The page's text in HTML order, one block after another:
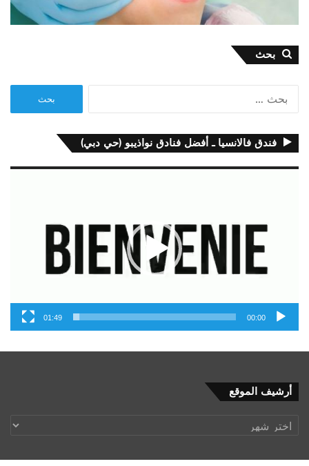
بحث
فندق فالانسيا ـ أفضل فنادق نواذيبو (حي دبي)
00:00
01:49
أرشيف الموقع
أرشيف
الموقع